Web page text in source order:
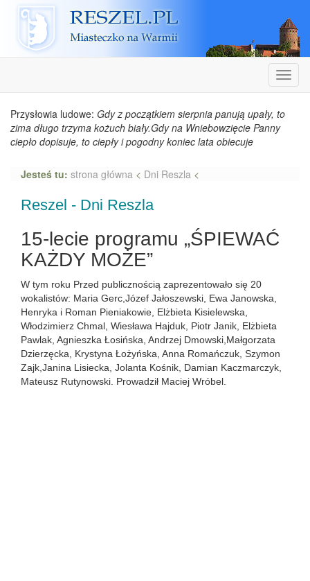
Reszel
Przysłowia ludowe: Gdy z początkiem sierpnia panują upały, to
zima długo trzyma kożuch biały.Gdy na Wniebowzięcie Panny
ciepło dopisuje, to ciepły i pogodny koniec lata obiecuje
Jesteś tu: strona główna < Dni Reszla <
Reszel - Dni Reszla
15-lecie programu „ŚPIEWAĆ
KAŻDY MOŻE”
W tym roku Przed publicznością zaprezentowało się 20
wokalistów: Maria Gerc,Józef Jałoszewski, Ewa Janowska,
Henryka i Roman Pieniakowie, Elżbieta Kisielewska,
Włodzimierz Chmal, Wiesława Hajduk, Piotr Janik, Elżbieta
Pawlak, Agnieszka Łosińska, Andrzej Dmowski,Małgorzata
Dzierzęcka, Krystyna Łożyńska, Anna Romańczuk, Szymon
Zajk,Janina Lisiecka, Jolanta Kośnik, Damian Kaczmarczyk,
Mateusz Rutynowski. Prowadził Maciej Wróbel.